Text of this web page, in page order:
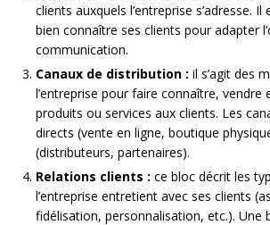
clients auxquels l’entreprise s’adresse. Il
bien connaître ses clients pour adapter
communication.
Canaux de distribution : il s’agit des
l’entreprise pour faire connaître, vendre
produits ou services aux clients. Les
directs (vente en ligne, boutique
(distributeurs, partenaires).
Relations clients : ce bloc décrit les
l’entreprise entretient avec ses clients
fidélisation, personnalisation, etc.). Une